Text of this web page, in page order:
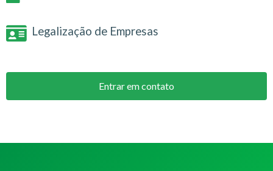
Legalização de Empresas
Entrar em contato